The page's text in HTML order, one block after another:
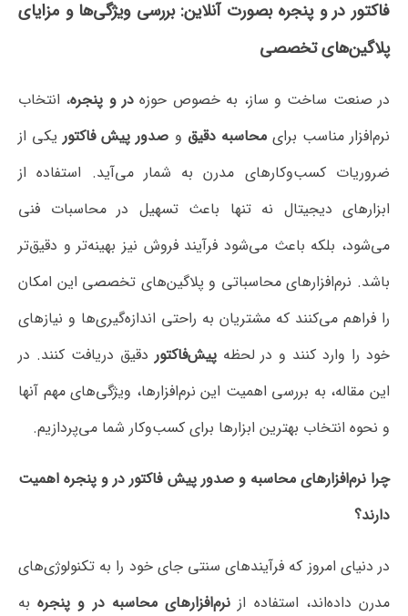
پنجره بصورت آنلاین: بررسی ویژگی‌ها و مزایای
تخصصی
و ساز، به خصوص حوزهدر و پنجره، انتخاب
برایمحاسبه دقیق وصدور پیش فاکتوریکی از
مدرن به شمار می‌آید. استفاده از
نه تنها باعث تسهیل در محاسبات فنی
باعث می‌شود فرآیند فروش نیز بهینه‌تر و دقیق‌تر
محاسباتی و پلاگین‌های تخصصی این امکان
که مشتریان به راحتی اندازه‌گیری‌ها و نیازهای
کنند و در لحظهپیش‌فاکتوردقیق دریافت کنند. در
بررسی اهمیت این نرم‌افزارها، ویژگی‌های مهم آنها
بهترین ابزارها برای کسب‌وکار شما می‌پردازیم.
محاسبه و صدور پیش فاکتور در و پنجره اهمیت
که فرآیندهای سنتی جای خود را به تکنولوژی‌های
استفاده ازنرم‌افزارهای محاسبه در و پنجرهبه